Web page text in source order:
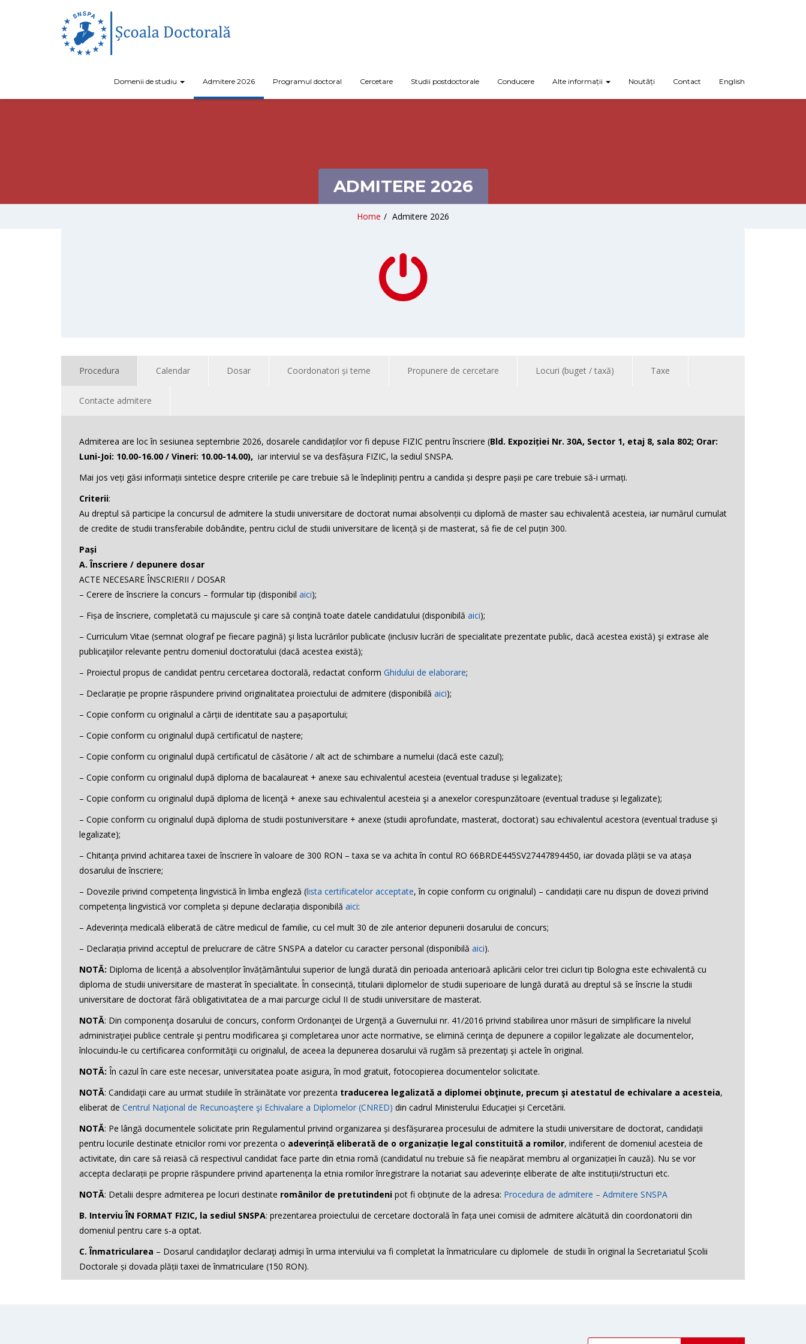
Domenii de studiu Admitere 2026 Programul doctoral Cercetare Studii postdoctorale Conducere Alte informații Noutăți Contact English
ADMITERE 2026
Home / Admitere 2026
Procedura Calendar Dosar Coordonatori și teme Propunere de cercetare Locuri (buget / taxă) Taxe
Contacte admitere
Admiterea are loc în sesiunea septembrie 2026, dosarele candidaților vor fi depuse FIZIC pentru înscriere (Bld. Expoziției Nr. 30A, Sector 1, etaj 8, sala 802; Orar:
Luni-Joi: 10.00-16.00 / Vineri: 10.00-14.00), iar interviul se va desfășura FIZIC, la sediul SNSPA.
Mai jos veți găsi informații sintetice despre criteriile pe care trebuie să le îndepliniți pentru a candida și despre pașii pe care trebuie să-i urmați.
Criterii:
Au dreptul să participe la concursul de admitere la studii universitare de doctorat numai absolvenții cu diplomă de master sau echivalentă acesteia, iar numărul cumulat
de credite de studii transferabile dobândite, pentru ciclul de studii universitare de licență și de masterat, să fie de cel puțin 300.
Pași
A. Înscriere / depunere dosar
ACTE NECESARE ÎNSCRIERII / DOSAR
– Cerere de înscriere la concurs – formular tip (disponibil aici);
– Fișa de înscriere, completată cu majuscule şi care să conţină toate datele candidatului (disponibilă aici);
– Curriculum Vitae (semnat olograf pe fiecare pagină) şi lista lucrărilor publicate (inclusiv lucrări de specialitate prezentate public, dacă acestea există) şi extrase ale
publicaţiilor relevante pentru domeniul doctoratului (dacă acestea există);
– Proiectul propus de candidat pentru cercetarea doctorală, redactat conform Ghidului de elaborare;
– Declarație pe proprie răspundere privind originalitatea proiectului de admitere (disponibilă aici);
– Copie conform cu originalul a cărții de identitate sau a pașaportului;
– Copie conform cu originalul după certificatul de naștere;
– Copie conform cu originalul după certificatul de căsătorie / alt act de schimbare a numelui (dacă este cazul);
– Copie conform cu originalul după diploma de bacalaureat + anexe sau echivalentul acesteia (eventual traduse și legalizate);
– Copie conform cu originalul după diploma de licenţă + anexe sau echivalentul acesteia şi a anexelor corespunzătoare (eventual traduse și legalizate);
– Copie conform cu originalul după diploma de studii postuniversitare + anexe (studii aprofundate, masterat, doctorat) sau echivalentul acestora (eventual traduse şi
legalizate);
– Chitanţa privind achitarea taxei de înscriere în valoare de 300 RON – taxa se va achita în contul RO 66BRDE445SV27447894450, iar dovada plății se va atașa
dosarului de înscriere;
– Dovezile privind competența lingvistică în limba engleză (lista certificatelor acceptate, în copie conform cu originalul) – candidații care nu dispun de dovezi privind
competența lingvistică vor completa și depune declarația disponibilă aici:
– Adeverința medicală eliberată de către medicul de familie, cu cel mult 30 de zile anterior depunerii dosarului de concurs;
– Declarația privind acceptul de prelucrare de către SNSPA a datelor cu caracter personal (disponibilă aici).
NOTĂ: Diploma de licență a absolvenților învățământului superior de lungă durată din perioada anterioară aplicării celor trei cicluri tip Bologna este echivalentă cu
diploma de studii universitare de masterat în specialitate. În consecință, titularii diplomelor de studii superioare de lungă durată au dreptul să se înscrie la studii
universitare de doctorat fără obligativitatea de a mai parcurge ciclul II de studii universitare de masterat.
NOTĂ: Din componenţa dosarului de concurs, conform Ordonanţei de Urgenţă a Guvernului nr. 41/2016 privind stabilirea unor măsuri de simplificare la nivelul
administraţiei publice centrale şi pentru modificarea şi completarea unor acte normative, se elimină cerinţa de depunere a copiilor legalizate ale documentelor,
înlocuindu-le cu certificarea conformităţii cu originalul, de aceea la depunerea dosarului vă rugăm să prezentaţi şi actele în original.
NOTĂ: În cazul în care este necesar, universitatea poate asigura, în mod gratuit, fotocopierea documentelor solicitate.
NOTĂ: Candidaţii care au urmat studiile în străinătate vor prezenta traducerea legalizată a diplomei obţinute, precum şi atestatul de echivalare a acesteia,
eliberat de Centrul Naţional de Recunoaştere şi Echivalare a Diplomelor (CNRED) din cadrul Ministerului Educaţiei și Cercetării.
NOTĂ: Pe lângă documentele solicitate prin Regulamentul privind organizarea și desfășurarea procesului de admitere la studii universitare de doctorat, candidații
pentru locurile destinate etnicilor romi vor prezenta o adeverință eliberată de o organizație legal constituită a romilor, indiferent de domeniul acesteia de
activitate, din care să reiasă că respectivul candidat face parte din etnia romă (candidatul nu trebuie să fie neapărat membru al organizației în cauză). Nu se vor
accepta declarații pe proprie răspundere privind apartenența la etnia romilor înregistrare la notariat sau adeverințe eliberate de alte instituții/structuri etc.
NOTĂ: Detalii despre admiterea pe locuri destinate românilor de pretutindeni pot fi obținute de la adresa: Procedura de admitere – Admitere SNSPA
B. Interviu ÎN FORMAT FIZIC, la sediul SNSPA: prezentarea proiectului de cercetare doctorală în fața unei comisii de admitere alcătuită din coordonatorii din
domeniul pentru care s-a optat.
C. Înmatricularea – Dosarul candidaţilor declaraţi admişi în urma interviului va fi completat la înmatriculare cu diplomele de studii în original la Secretariatul Școlii
Doctorale și dovada plății taxei de înmatriculare (150 RON).